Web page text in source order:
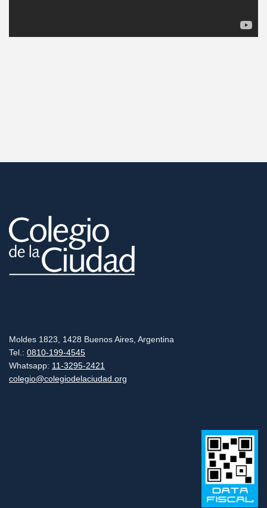
Moldes 1823, 1428 Buenos Aires, Argentina
Tel.: 0810-199-4545
Whatsapp: 11-3295-2421
colegio@colegiodelaciudad.org